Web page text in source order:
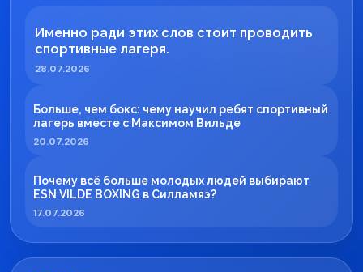
Именно ради этих слов стоит проводить
спортивные лагеря.
28.07.2026
Больше, чем бокс: чему научил ребят спортивный
лагерь вместе с Максимом Вильде
20.07.2026
Почему всё больше молодых людей выбирают
ESN VILDE BOXING в Силламяэ?
17.07.2026